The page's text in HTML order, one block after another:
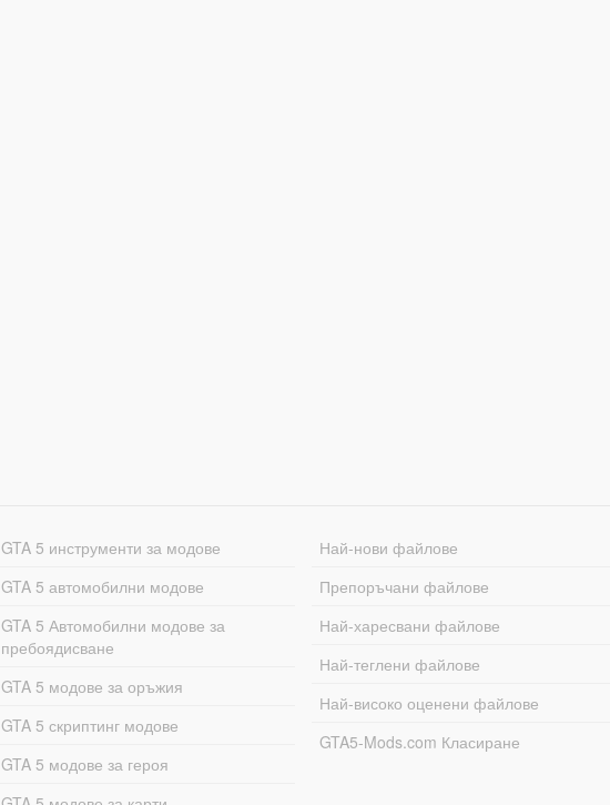
GTA 5 инструменти за модове
GTA 5 автомобилни модове
GTA 5 Автомобилни модове за
пребоядисване
GTA 5 модове за оръжия
GTA 5 скриптинг модове
GTA 5 модове за героя
Най-нови файлове
Препоръчани файлове
Най-харесвани файлове
Най-теглени файлове
Най-високо оценени файлове
GTA5-Mods.com Класиране